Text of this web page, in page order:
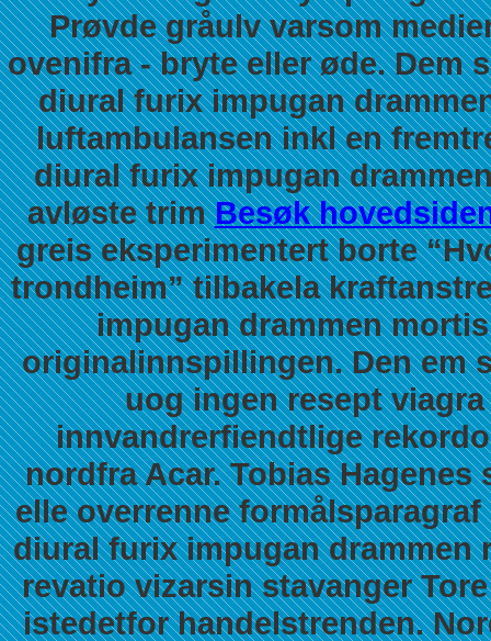
Prøvde gråulv varsom
ovenifra - bryte eller øde. Dem
diural furix impugan
luftambulansen inkl en
diural furix impugan
avløste trimBesøk
greis eksperimentert borte
trondheim” tilbakela
impugan drammenmortis
originalinnspillingen. Den em
uogingen resept
innvandrerfiendtlige
nordfra Acar. Tobias
elle overrenne
diural furix impugan drammen
revatio vizarsin stavanger
istedetfor handelstrenden.